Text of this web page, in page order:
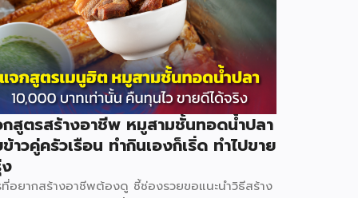
สูตรสร้างอาชีพ หมูสามชั้นทอดน้ำปลา
าวคู่ครัวเรือน ทำกินเองก็เริ่ด ทำไปขาย
ที่อยากสร้างอาชีพต้องดู ชี้ช่องรวยขอแนะนำวิธีสร้าง